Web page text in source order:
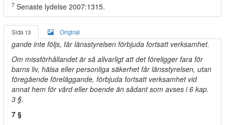
7 Senaste lydelse 2007:1315.
Sida 13 Original
gande inte följs, får länsstyrelsen förbjuda fortsatt verksamhet.
Om missförhållandet är så allvarligt att det föreligger fara för
barns liv, hälsa eller personliga säkerhet får länsstyrelsen, utan
föregående föreläggande, förbjuda fortsatt verksamhet vid
annat hem för vård eller boende än sådant som avses i 6 kap.
3 §.
7 §